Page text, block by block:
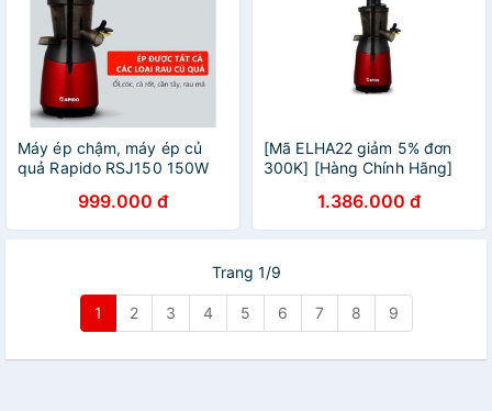
Máy ép chậm, máy ép củ
quả Rapido RSJ150 150W
999.000 đ
[Mã ELHA22 giảm 5% đơn
300K] [Hàng Chính Hãng]
Rapido, RSJ-150M, công
suất 150W
1.386.000 đ
Trang 1/9
1 2 3 4 5 6 7 8 9